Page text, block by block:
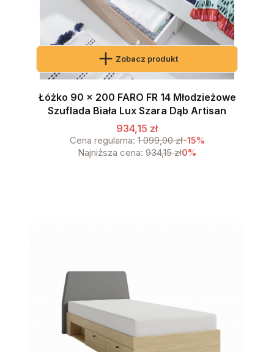
Zobacz produkt
Łóżko 90 x 200 FARO FR 14 Młodzieżowe
Szuflada Biała Lux Szara Dąb Artisan
934,15 zł
Cena regularna: 1 099,00 zł-15%
Najniższa cena: 934,15 zł0%